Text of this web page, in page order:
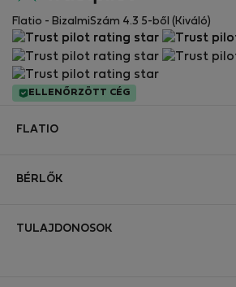
Flatio - BizalmiSzám 4.3 5-ből (Kiváló)
ELLENŐRZÖTT CÉG
FLATIO
Csatlakozzon a Digitális Nomád Tesztelő
BÉRLŐK
TULAJDONOSOK